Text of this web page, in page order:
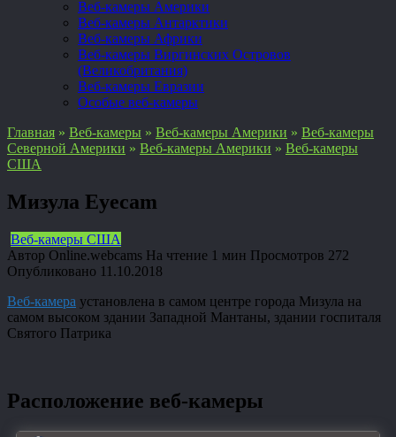
Веб-камеры Америки
Веб-камеры Антарктики
Веб-камеры Африки
Веб-камеры Виргинских Островов
(Великобритания)
Веб-камеры Евразии
Особые веб-камеры
Главная » Веб-камеры » Веб-камеры Америки » Веб-камеры
Северной Америки » Веб-камеры Америки » Веб-камеры
США
Мизула Eyecam
Веб-камеры США
Автор Online.webcams На чтение 1 мин Просмотров 272
Опубликовано 11.10.2018
Веб-камера установлена в самом центре города Мизула на
самом высоком здании Западной Мантаны, здании госпиталя
Святого Патрика
Расположение веб-камеры